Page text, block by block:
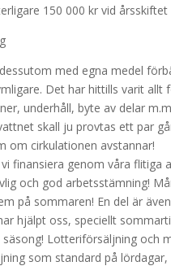
150 000 kr vid årsskiftet
med egna medel
Det har hittills varit
underhåll, byte av delar
skall ju provtas ett par
om cirkulationen avstannar!
finansiera genom våra flitiga
och god arbetsstämning!
på sommaren! En del är
hjälpt oss, speciellt
säsong! Lotteriförsäljning och
som standard på